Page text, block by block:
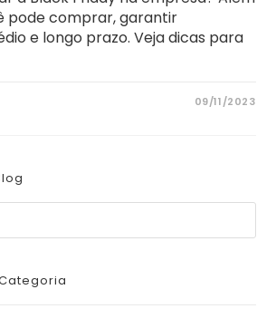
pode comprar, garantir
e longo prazo. Veja dicas para
09/11/2023